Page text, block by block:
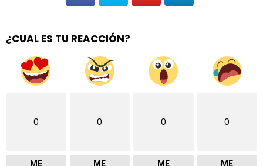
¿CUAL ES TU REACCIÓN?
0
ME
0
ME
0
ME
0
ME